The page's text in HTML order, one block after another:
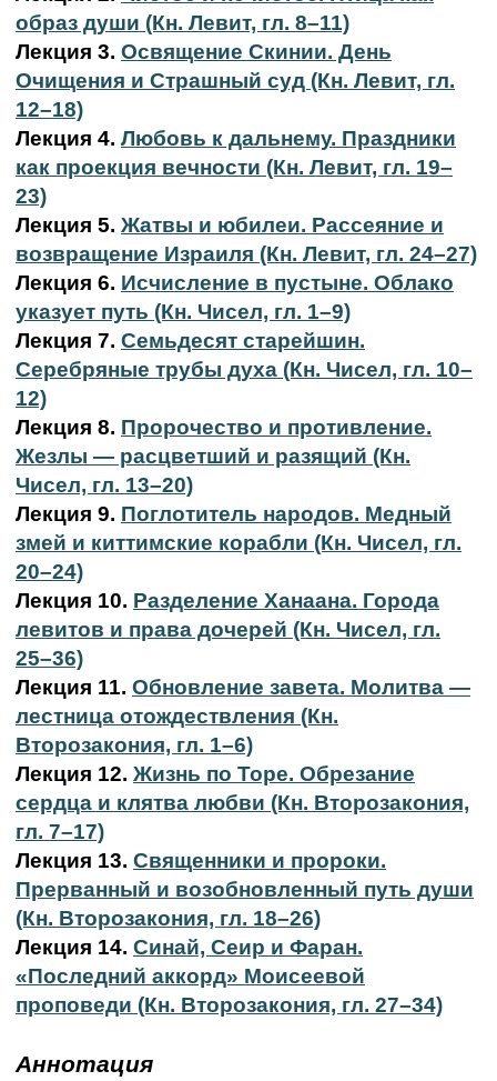
образ души (Кн. Левит, гл. 8–11)
Лекция 3. Освящение Скинии. День
Очищения и Страшный суд (Кн. Левит, гл.
12–18)
Лекция 4. Любовь к дальнему. Праздники
как проекция вечности (Кн. Левит, гл. 19–
23)
Лекция 5. Жатвы и юбилеи. Рассеяние и
возвращение Израиля (Кн. Левит, гл. 24–27)
Лекция 6. Исчисление в пустыне. Облако
указует путь (Кн. Чисел, гл. 1–9)
Лекция 7. Семьдесят старейшин.
Серебряные трубы духа (Кн. Чисел, гл. 10–
12)
Лекция 8. Пророчество и противление.
Жезлы — расцветший и разящий (Кн.
Чисел, гл. 13–20)
Лекция 9. Поглотитель народов. Медный
змей и киттимские корабли (Кн. Чисел, гл.
20–24)
Лекция 10. Разделение Ханаана. Города
левитов и права дочерей (Кн. Чисел, гл.
25–36)
Лекция 11. Обновление завета. Молитва —
лестница отождествления (Кн.
Второзакония, гл. 1–6)
Лекция 12. Жизнь по Торе. Обрезание
сердца и клятва любви (Кн. Второзакония,
гл. 7–17)
Лекция 13. Священники и пророки.
Прерванный и возобновленный путь души
(Кн. Второзакония, гл. 18–26)
Лекция 14. Синай, Сеир и Фаран.
«Последний аккорд» Моисеевой
проповеди (Кн. Второзакония, гл. 27–34)
Аннотация